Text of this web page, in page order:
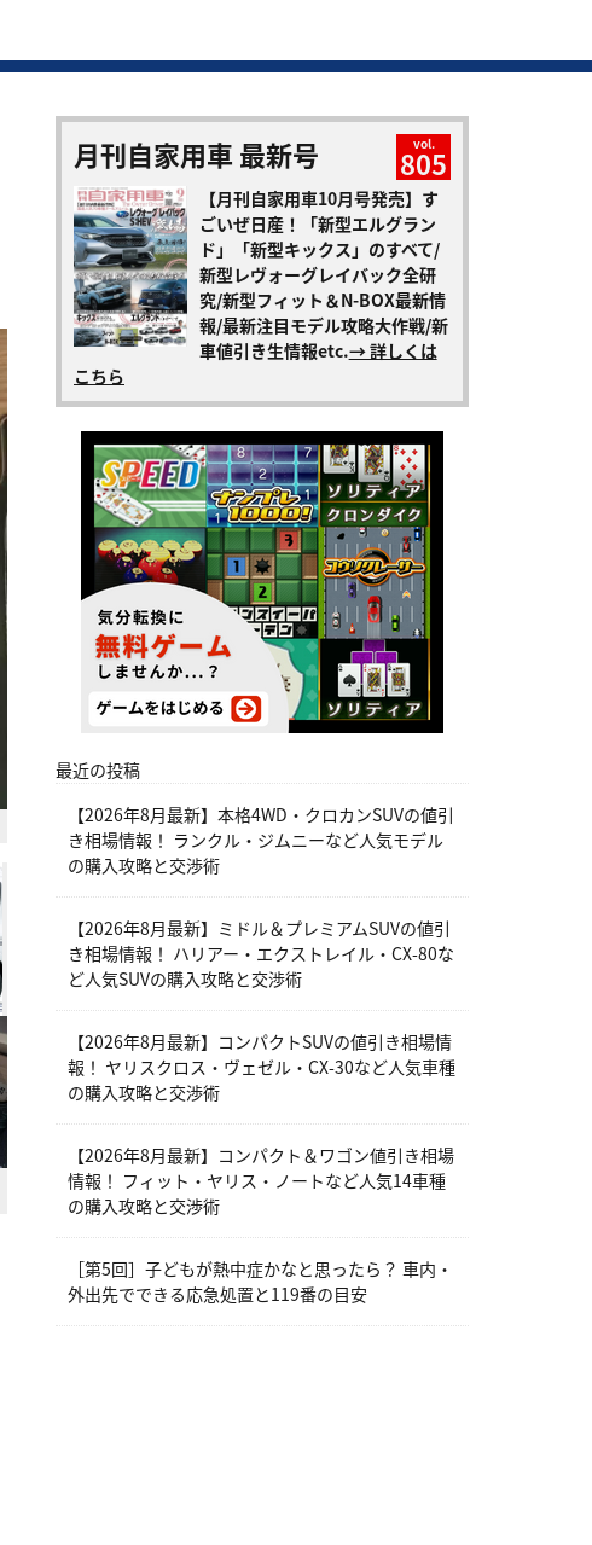
月刊自家用車 最新号 vol.
805
【月刊自家用車10月号発売】す
ごいぜ日産！「新型エルグラン
ド」「新型キックス」のすべて/
新型レヴォーグレイバック全研
究/新型フィット＆N-BOX最新情
報/最新注目モデル攻略大作戦/新
車値引き生情報etc.→ 詳しくは
こちら
最近の投稿
【2026年8月最新】本格4WD・クロカンSUVの値引
き相場情報！ ランクル・ジムニーなど人気モデル
の購入攻略と交渉術
【2026年8月最新】ミドル＆プレミアムSUVの値引
き相場情報！ ハリアー・エクストレイル・CX-80な
ど人気SUVの購入攻略と交渉術
【2026年8月最新】コンパクトSUVの値引き相場情
報！ ヤリスクロス・ヴェゼル・CX-30など人気車種
の購入攻略と交渉術
【2026年8月最新】コンパクト＆ワゴン値引き相場
情報！ フィット・ヤリス・ノートなど人気14車種
の購入攻略と交渉術
［第5回］子どもが熱中症かなと思ったら？ 車内・
外出先でできる応急処置と119番の目安